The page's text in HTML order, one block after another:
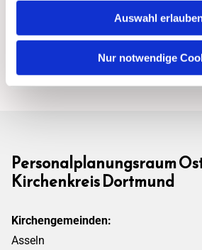
Auswahl
Nur notwendige
Personalplanungsraum
Kirchenkreis Dortmund
Kirchengemeinden:
Asseln